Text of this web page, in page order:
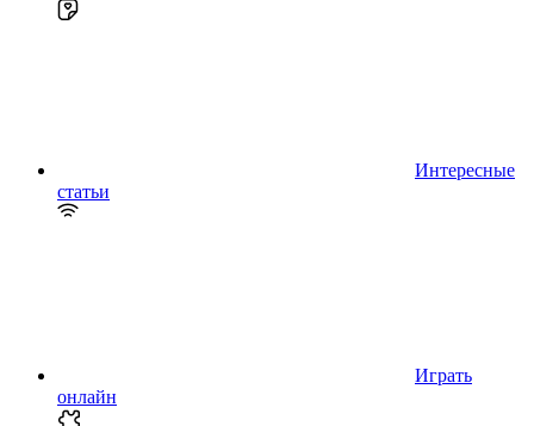
Интересные
статьи
Играть
онлайн